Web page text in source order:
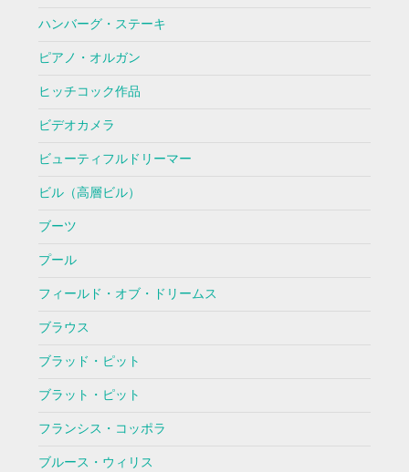
ハンバーグ・ステーキ
ピアノ・オルガン
ヒッチコック作品
ビデオカメラ
ビューティフルドリーマー
ビル（高層ビル）
ブーツ
プール
フィールド・オブ・ドリームス
ブラウス
ブラッド・ピット
ブラット・ピット
フランシス・コッポラ
ブルース・ウィリス